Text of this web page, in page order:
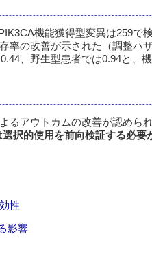
機能獲得型変異は259で検
率の改善が示された（調整ハ
、野生型患者では0.94と、
アウトカムの改善が認められ
択的使用を前向検証する必要
性
影響